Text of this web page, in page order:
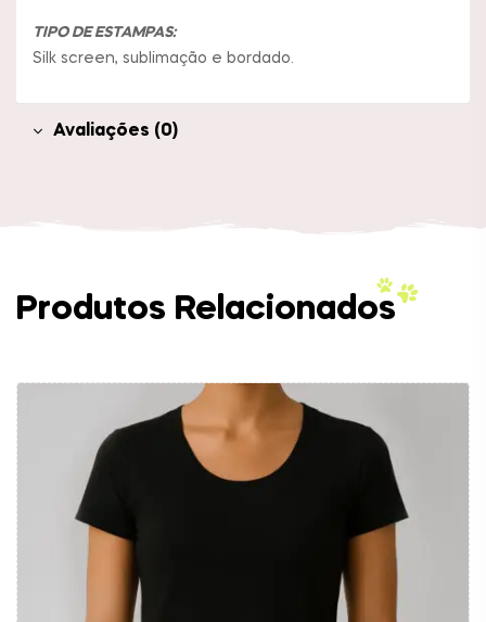
TIPO DE ESTAMPAS:
Silk screen, sublimação e bordado.
Avaliações (0)
Produtos Relacionados